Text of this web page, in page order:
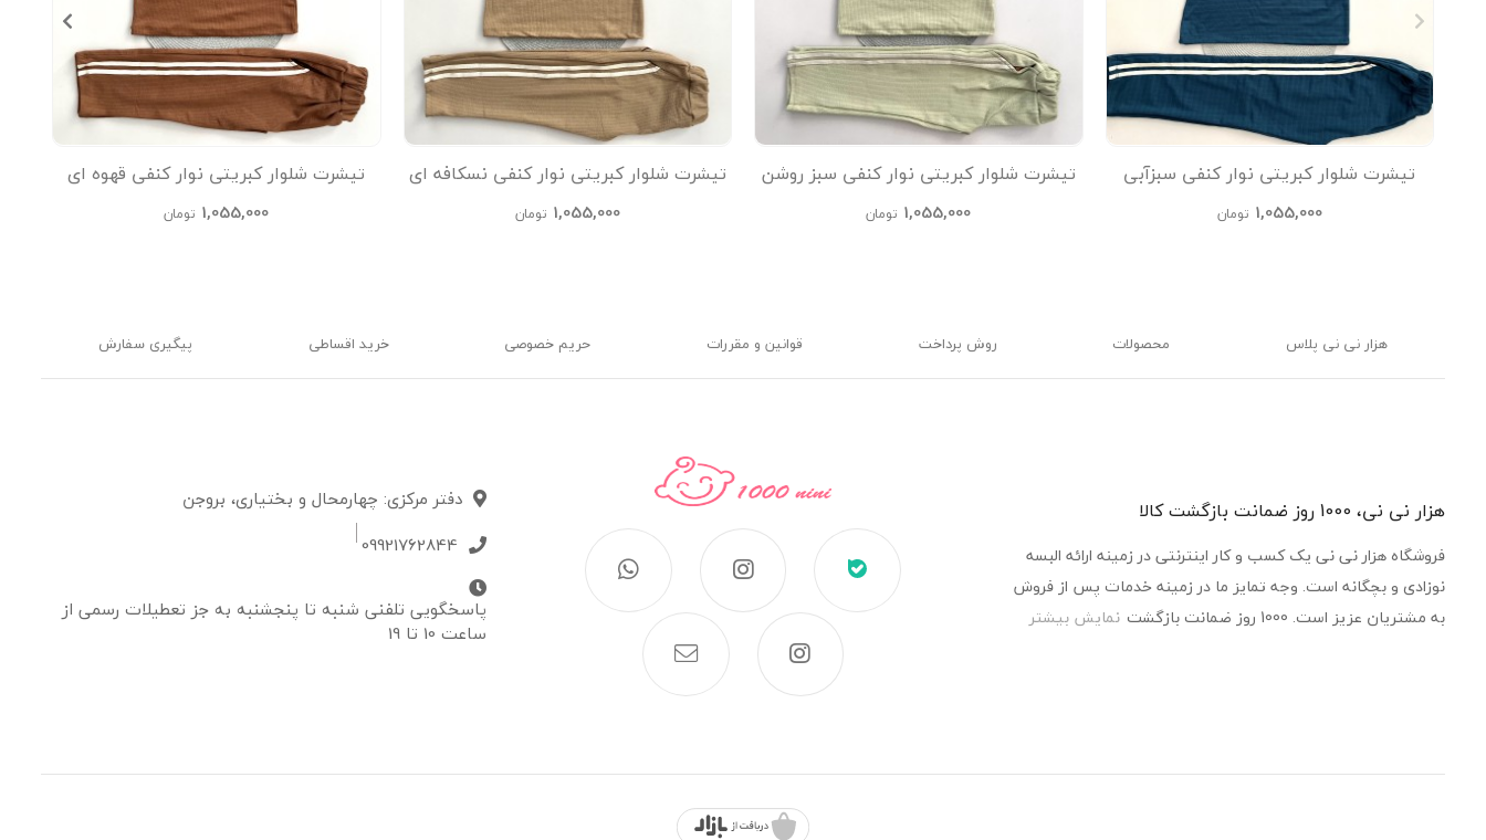
تیشرت شلوار کبریتی نوار کنفی سبزآبی
kids
1,055,000 تومان
تیشرت شلوار کبریتی نوار کنفی سبز روشن
kids
1,055,000 تومان
تیشرت شلوار کبریتی نوار کنفی نسکافه ای
kids
1,055,000 تومان
تیشرت شلوار کبریتی نوار کنفی قهوه ای
kids
1,055,000 تومان
هزار نی نی پلاس محصولات روش پرداخت قوانین و مقررات حریم خصوصی خرید اقساطی پیگیری سفارش
هزار نی نی، 1000 روز ضمانت بازگشت کالا
فروشگاه هزار نی نی یک کسب و کار اینترنتی در زمینه ارائه البسه
نوزادی و بچگانه است. وجه تمایز ما در زمینه خدمات پس از فروش
به مشتریان عزیز است. 1000 روز ضمانت بازگشت
نمایش بیشتر
دفتر مرکزی: چهارمحال و بختیاری، بروجن
09921762844
پاسخگویی تلفنی شنبه تا پنجشنبه به جز تعطیلات رسمی از
ساعت 10 تا 19